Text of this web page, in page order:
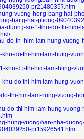
pr21480357.htm
vuong-hong-bang-hai-
bang-hai-phong-
duong-so-1-khu-do-thi-him-
do-thi-him-lam-hung-
do-thi-him-lam-hung-
khu-do-thi-him-lam-hung-
do-thi-him-lam-hung-
thi-him-lam-hung-vuong-
do-thi-him-lam-hung-
hung-vuong/ban-nha-
pr15926541.htm